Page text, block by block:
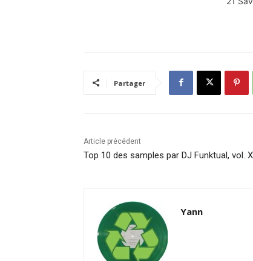
Partager
Article précédent
Top 10 des samples par DJ Funktual, vol.
Yann